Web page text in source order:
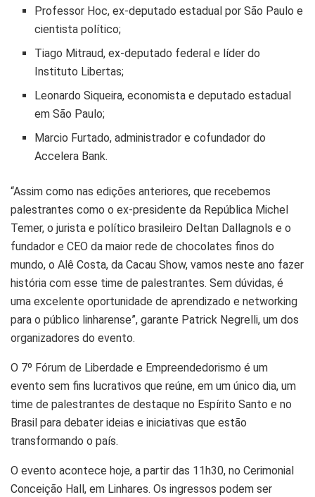
Professor Hoc, ex-deputado estadual por São Paulo e
cientista político;
Tiago Mitraud, ex-deputado federal e líder do
Instituto Libertas;
Leonardo Siqueira, economista e deputado estadual
em São Paulo;
Marcio Furtado, administrador e cofundador do
Accelera Bank.
“Assim como nas edições anteriores, que recebemos
palestrantes como o ex-presidente da República Michel
Temer, o jurista e político brasileiro Deltan Dallagnols e o
fundador e CEO da maior rede de chocolates finos do
mundo, o Alê Costa, da Cacau Show, vamos neste ano fazer
história com esse time de palestrantes. Sem dúvidas, é
uma excelente oportunidade de aprendizado e networking
para o público linharense”, garante Patrick Negrelli, um dos
organizadores do evento.
O 7º Fórum de Liberdade e Empreendedorismo é um
evento sem fins lucrativos que reúne, em um único dia, um
time de palestrantes de destaque no Espírito Santo e no
Brasil para debater ideias e iniciativas que estão
transformando o país.
O evento acontece hoje, a partir das 11h30, no Cerimonial
Conceição Hall, em Linhares. Os ingressos podem ser